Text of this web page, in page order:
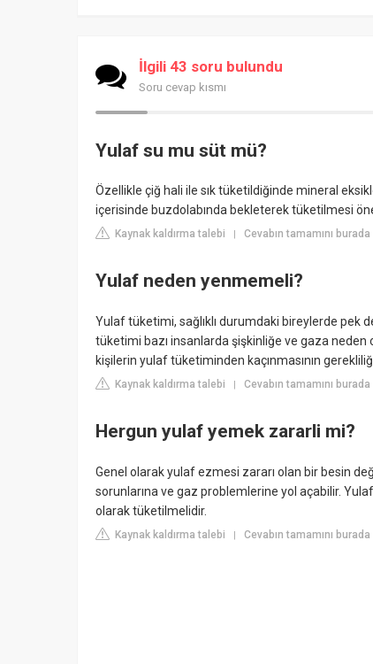
İlgili 43 soru bulundu
Soru cevap kısmı
Yulaf su mu süt mü?
Özellikle çiğ hali ile sık tüketildiğinde mineral
içerisinde buzdolabında bekleterek tüketilmesi
Kaynak kaldırma talebi | Cevabın tamamını
Yulaf neden yenmemeli?
Yulaf tüketimi, sağlıklı durumdaki bireylerde pek
tüketimi bazı insanlarda şişkinliğe ve gaza neden
kişilerin yulaf tüketiminden kaçınmasının
Kaynak kaldırma talebi | Cevabın tamamını
Hergun yulaf yemek zararli mi?
Genel olarak yulaf ezmesi zararı olan bir besin
sorunlarına ve gaz problemlerine yol açabilir.
olarak tüketilmelidir.
Kaynak kaldırma talebi | Cevabın tamamını